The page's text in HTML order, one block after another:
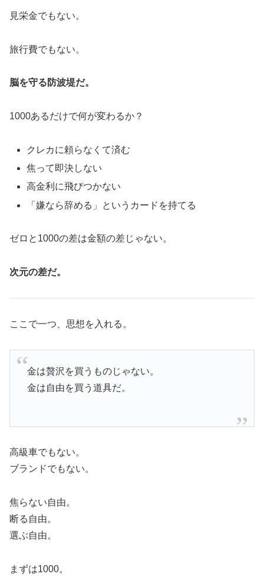
見栄金でもない。
旅行費でもない。
脳を守る防波堤だ。
1000あるだけで何が変わるか？
クレカに頼らなくて済む
焦って即決しない
高金利に飛びつかない
「嫌なら辞める」というカードを持てる
ゼロと1000の差は金額の差じゃない。
次元の差だ。
ここで一つ、思想を入れる。
金は贅沢を買うものじゃない。
金は自由を買う道具だ。
高級車でもない。
ブランドでもない。
焦らない自由。
断る自由。
選ぶ自由。
まずは1000。